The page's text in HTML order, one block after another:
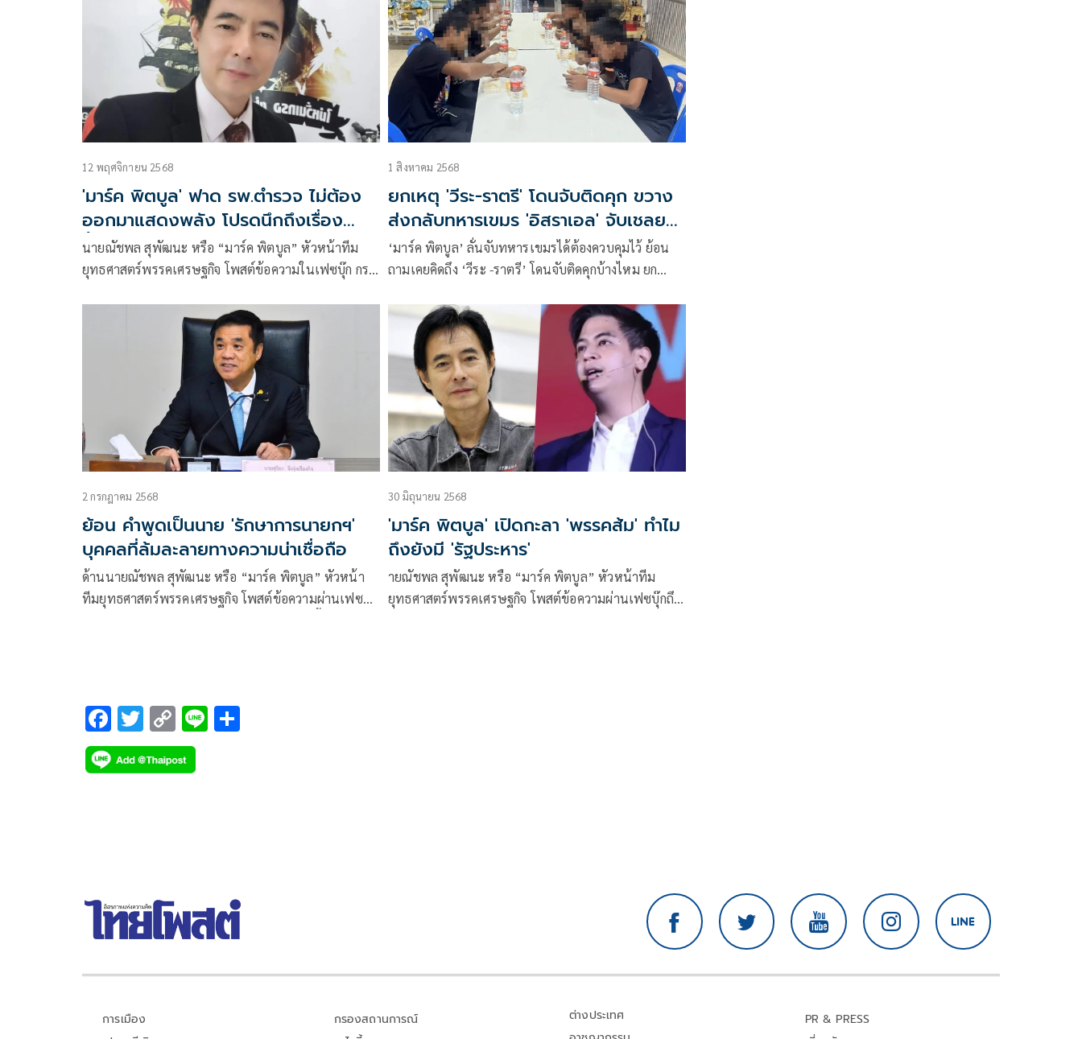
12 พฤศจิกายน 2568
'มาร์ค พิตบูล' ฟาด รพ.ตำรวจ ไม่ต้อง
ออกมาแสดงพลัง โปรดนึกถึงเรื่อง
ชั้น14 ด้วย
นายณัชพล สุพัฒนะ หรือ “มาร์ค พิตบูล” หัวหน้าทีม
ยุทธศาสตร์พรรคเศรษฐกิจ โพสต์ข้อความในเฟซบุ๊ก กรณี
ไม่ใช่องค์กรอาชญากรรม”
1 สิงหาคม 2568
ยกเหตุ 'วีระ-ราตรี' โดนจับติดคุก ขวาง
ส่งกลับทหารเขมร 'อิสราเอล' จับเชลย
ศึกได้ก็เอาไว้ต่อรอง
‘มาร์ค พิตบูล’ ลั่นจับทหารเขมรได้ต้องควบคุมไว้ ย้อน
ถามเคยคิดถึง ‘วีระ -ราตรี’ โดนจับติดคุกบ้างไหม ยก
ต้องเอาไว้แลกเปลี่ยนต่อรอง รู้แล้วใครเป็นไส้ศึก
2 กรกฎาคม 2568
ย้อน คำพูดเป็นนาย 'รักษาการนายกฯ'
บุคคลที่ล้มละลายทางความน่าเชื่อถือ
ด้านนายณัชพล สุพัฒนะ หรือ “มาร์ค พิตบูล” หัวหน้า
ทีมยุทธศาสตร์พรรคเศรษฐกิจ โพสต์ข้อความผ่านเฟซบุ๊
30 มิถุนายน 2568
'มาร์ค พิตบูล' เปิดกะลา 'พรรคส้ม' ทำไม
ถึงยังมี 'รัฐประหาร'
ายณัชพล สุพัฒนะ หรือ “มาร์ค พิตบูล” หัวหน้าทีม
ยุทธศาสตร์พรรคเศรษฐกิจ โพสต์ข้อความผ่านเฟซบุ๊กถึง
F
ac
e
T
wi
tt
C
o
p
Li
การเมือง
กรองสถานการณ์
ต่างประเทศ
PR & PRESS